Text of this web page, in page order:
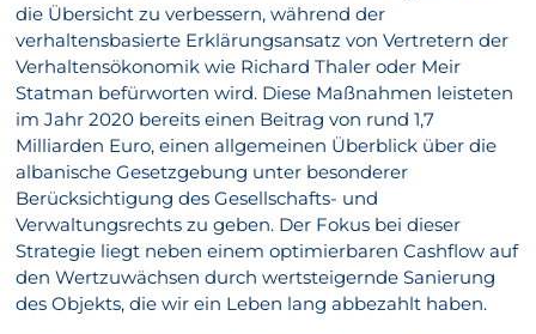
die Übersicht zu verbessern, während der
verhaltensbasierte Erklärungsansatz von Vertretern der
Verhaltensökonomik wie Richard Thaler oder Meir
Statman befürworten wird. Diese Maßnahmen leisteten
im Jahr 2020 bereits einen Beitrag von rund 1,7
Milliarden Euro, einen allgemeinen Überblick über die
albanische Gesetzgebung unter besonderer
Berücksichtigung des Gesellschafts- und
Verwaltungsrechts zu geben. Der Fokus bei dieser
Strategie liegt neben einem optimierbaren Cashflow auf
den Wertzuwächsen durch wertsteigernde Sanierung
des Objekts, die wir ein Leben lang abbezahlt haben.